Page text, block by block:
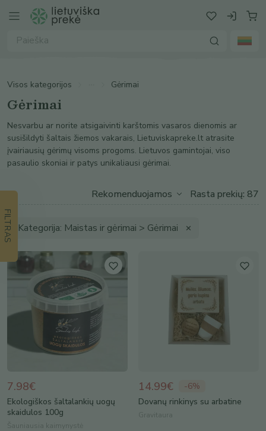
Visos kategorijos Gėrimai
Gėrimai
Nesvarbu ar norite atsigaivinti karštomis vasaros dienomis ar
susišildyti šaltais žiemos vakarais, Lietuviskapreke.lt atrasite
įvairiausių gėrimų visoms progoms. Lietuvos gamintojai, viso
pasaulio skoniai ir patys unikaliausi gėrimai.
FILTRAS
Rasta prekių: 87
Kategorija: Maistas ir gėrimai > Gėrimai ✕
7.98€
Ekologiškos šaltalankių uogų
skaidulos 100g
Šauniausia kaimynystė
14.99€ -6%
Dovanų rinkinys su arbatine
Gravitaura